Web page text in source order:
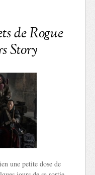
de Rogue
Story
une petite dose de